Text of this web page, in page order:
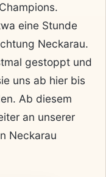
eine Stunde
Neckarau.
gestoppt und
uns ab hier bis
Ab diesem
an unserer
Neckarau